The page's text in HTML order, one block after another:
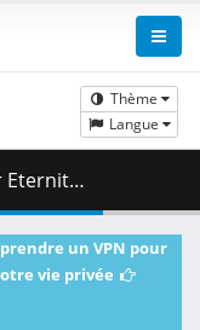
Thème
Langue
( 346.16 MB )
un VPN pour
vie privée